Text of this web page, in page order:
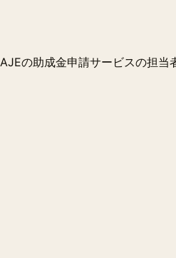
AJEの助成金申請サービスの担